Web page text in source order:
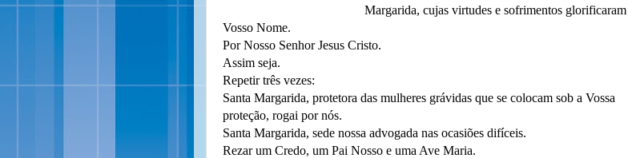
Margarida, cujas virtudes e sofrimentos
Vosso Nome.
Por Nosso Senhor Jesus Cristo.
Assim seja.
Repetir três vezes:
Santa Margarida, protetora das mulheres grávidas que se colocam sob a Vossa
proteção, rogai por nós.
Santa Margarida, sede nossa advogada nas ocasiões difíceis.
Rezar um Credo, um Pai Nosso e uma Ave Maria.